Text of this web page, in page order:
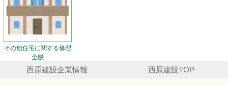
その他住宅に関する修理
全般
西原建設企業情報 西原建設TOP